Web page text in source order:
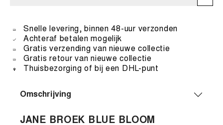
Snelle levering, binnen 48-uur verzonden
Achteraf betalen mogelijk
Gratis verzending van nieuwe collectie
Gratis retour van nieuwe collectie
Thuisbezorging of bij een DHL-punt
Omschrijving
JANE BROEK BLUE BLOOM